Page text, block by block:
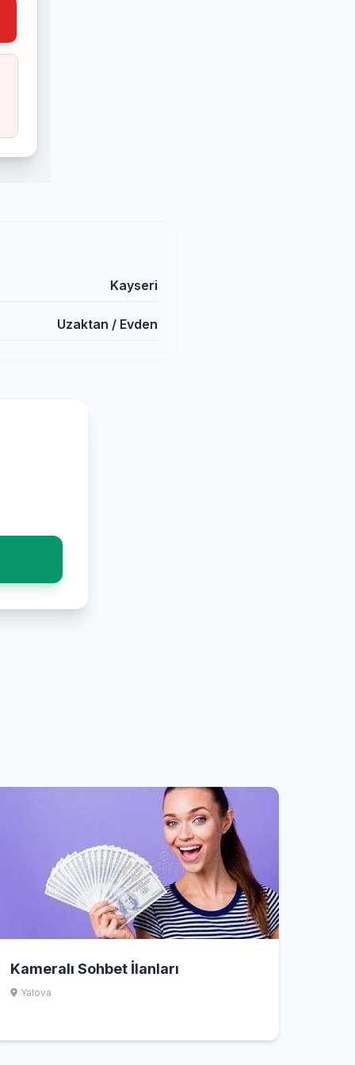
Kayseri
Uzaktan / Evden
Kameralı Sohbet İlanları
Yalova